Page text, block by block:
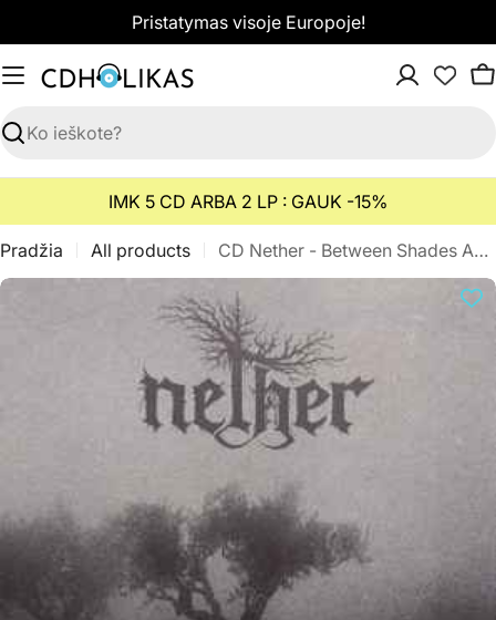
prie
turinio
Pristatymas visoje Europoje!
Paieška
IMK 5 CD ARBA 2 LP : GAUK -15%
Pradžia All products CD Nether - Between Shades And Shadows